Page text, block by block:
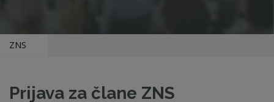
ZNS
Prijava za člane ZNS